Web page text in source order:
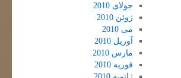
جولای 2010
ژوئن 2010
می 2010
آوریل 2010
مارس 2010
فوریه 2010